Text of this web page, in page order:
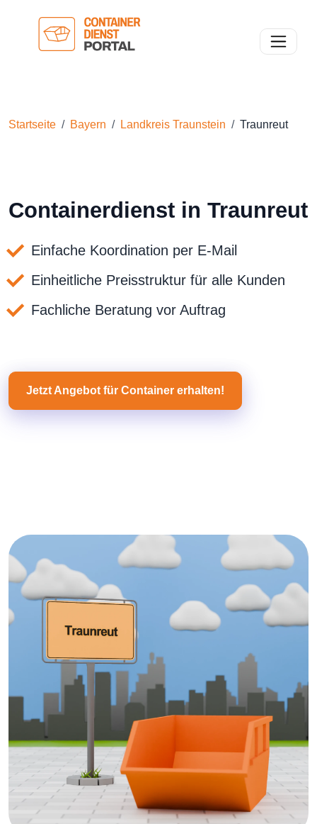
Toggle
Startseite Bayern Landkreis Traunstein Traunreut
Containerdienst in Traunreut
Einfache Koordination per E-Mail
Einheitliche Preisstruktur für alle Kunden
Fachliche Beratung vor Auftrag
Jetzt Angebot für Container erhalten!